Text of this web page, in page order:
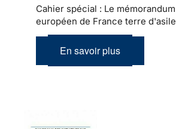
Cahier spécial : Le mémorandum
européen de France terre d'asile
En savoir plus